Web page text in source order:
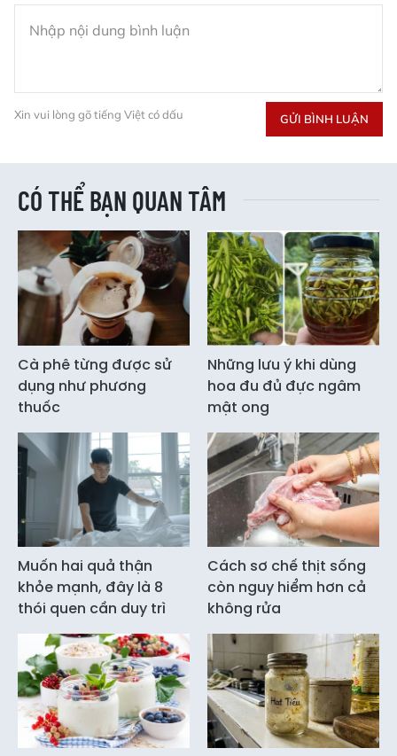
Xin vui lòng gõ tiếng Việt có dấu GỬI BÌNH LUẬN
CÓ THỂ BẠN QUAN TÂM
Cà phê từng được sử
dụng như phương
thuốc
Những lưu ý khi dùng
hoa đu đủ đực ngâm
mật ong
Muốn hai quả thận
khỏe mạnh, đây là 8
thói quen cần duy trì
Cách sơ chế thịt sống
còn nguy hiểm hơn cả
không rửa